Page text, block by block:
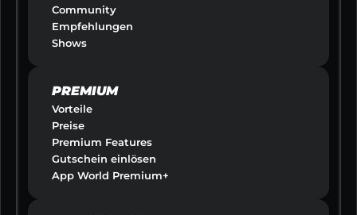
Community
Empfehlungen
Shows
PREMIUM
Vorteile
Preise
Premium Features
Gutschein einlösen
App World Premium+